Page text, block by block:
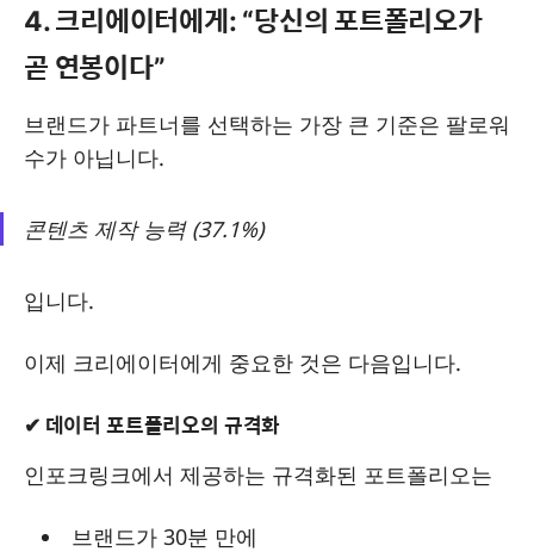
4. 크리에이터에게: “당신의 포트폴리오가
곧 연봉이다”
브랜드가 파트너를 선택하는 가장 큰 기준은 팔로워
수가 아닙니다.
콘텐츠 제작 능력 (37.1%)
입니다.
이제 크리에이터에게 중요한 것은 다음입니다.
✔ 데이터 포트폴리오의 규격화
인포크링크에서 제공하는 규격화된 포트폴리오는
브랜드가 30분 만에